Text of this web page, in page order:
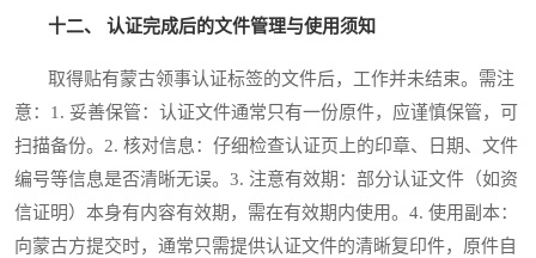
十二、 认证完成后的文件管理与使用须知
取得贴有蒙古领事认证标签的文件后，工作并未结束。需注
意：1. 妥善保管：认证文件通常只有一份原件，应谨慎保管，可
扫描备份。2. 核对信息：仔细检查认证页上的印章、日期、文件
编号等信息是否清晰无误。3. 注意有效期：部分认证文件（如资
信证明）本身有内容有效期，需在有效期内使用。4. 使用副本：
向蒙古方提交时，通常只需提供认证文件的清晰复印件，原件自